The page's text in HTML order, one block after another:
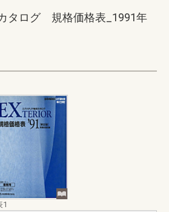
タログ 規格価格表_1991年
1